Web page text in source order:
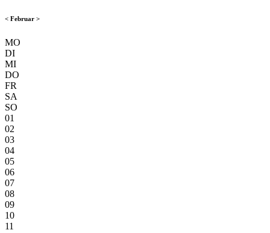
< Februar >
MO
DI
MI
DO
FR
SA
SO
01
02
03
04
05
06
07
08
09
10
11